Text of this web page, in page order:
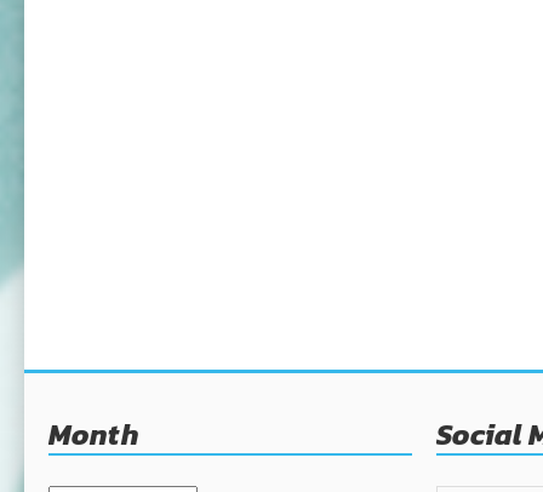
Month Social